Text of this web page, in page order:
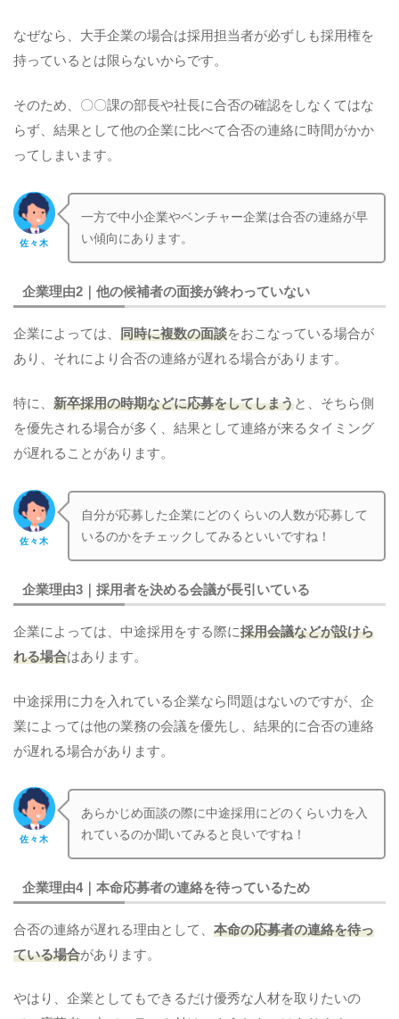
なぜなら、大手企業の場合は採用担当者が必ずしも採用権を
持っているとは限らないからです。
そのため、〇〇課の部長や社長に合否の確認をしなくてはな
らず、結果として他の企業に比べて合否の連絡に時間がかか
ってしまいます。
佐々木
一方で中小企業やベンチャー企業は合否の連絡が早
い傾向にあります。
企業理由2｜他の候補者の面接が終わっていない
企業によっては、 同時に複数の面談をおこなっている場合が
あり、それにより合否の連絡が遅れる場合があります。
特に、 新卒採用の時期などに応募をしてしまうと、そちら側
を優先される場合が多く、結果として連絡が来るタイミング
が遅れることがあります。
佐々木
自分が応募した企業にどのくらいの人数が応募して
いるのかをチェックしてみるといいですね！
企業理由3｜採用者を決める会議が長引いている
企業によっては、中途採用をする際に採用会議などが設けら
れる場合はあります。
中途採用に力を入れている企業なら問題はないのですが、企
業によっては他の業務の会議を優先し、結果的に合否の連絡
が遅れる場合があります。
佐々木
あらかじめ面談の際に中途採用にどのくらい力を入
れているのか聞いてみると良いですね！
企業理由4｜本命応募者の連絡を待っているため
合否の連絡が遅れる理由として、 本命の応募者の連絡を待っ
ている場合があります。
やはり、企業としてもできるだけ優秀な人材を取りたいの